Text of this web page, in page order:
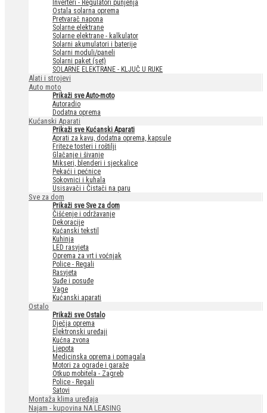
Inverteri - Regulatori punjenja
Ostala solarna oprema
Pretvarač napona
Solarne elektrane
Solarne elektrane - kalkulator
Solarni akumulatori i baterije
Solarni moduli/paneli
Solarni paket (set)
SOLARNE ELEKTRANE - KLJUČ U RUKE
Alati i strojevi
Auto moto
Prikaži sve Auto-moto
Autoradio
Dodatna oprema
Kućanski Aparati
Prikaži sve Kućanski Aparati
Aprati za kavu, dodatna oprema, kapsule
Friteze tosteri i roštilji
Glačanje i šivanje
Mikseri, blenderi i sjeckalice
Pekaći i pećnice
Sokovnici i kuhala
Usisavači i Čistači na paru
Sve za dom
Prikaži sve Sve za dom
Čišćenje i održavanje
Dekoracije
Kućanski tekstil
Kuhinja
LED rasvjeta
Oprema za vrt i voćnjak
Police - Regali
Rasvjeta
Suđe i posuđe
Vage
Kućanski aparati
Ostalo
Prikaži sve Ostalo
Dječja oprema
Elektronski uređaji
Kućna zvona
Ljepota
Medicinska oprema i pomagala
Motori za ograde i garaže
Otkup mobitela - Zagreb
Police - Regali
Satovi
Montaža klima uređaja
Najam - kupovina NA LEASING